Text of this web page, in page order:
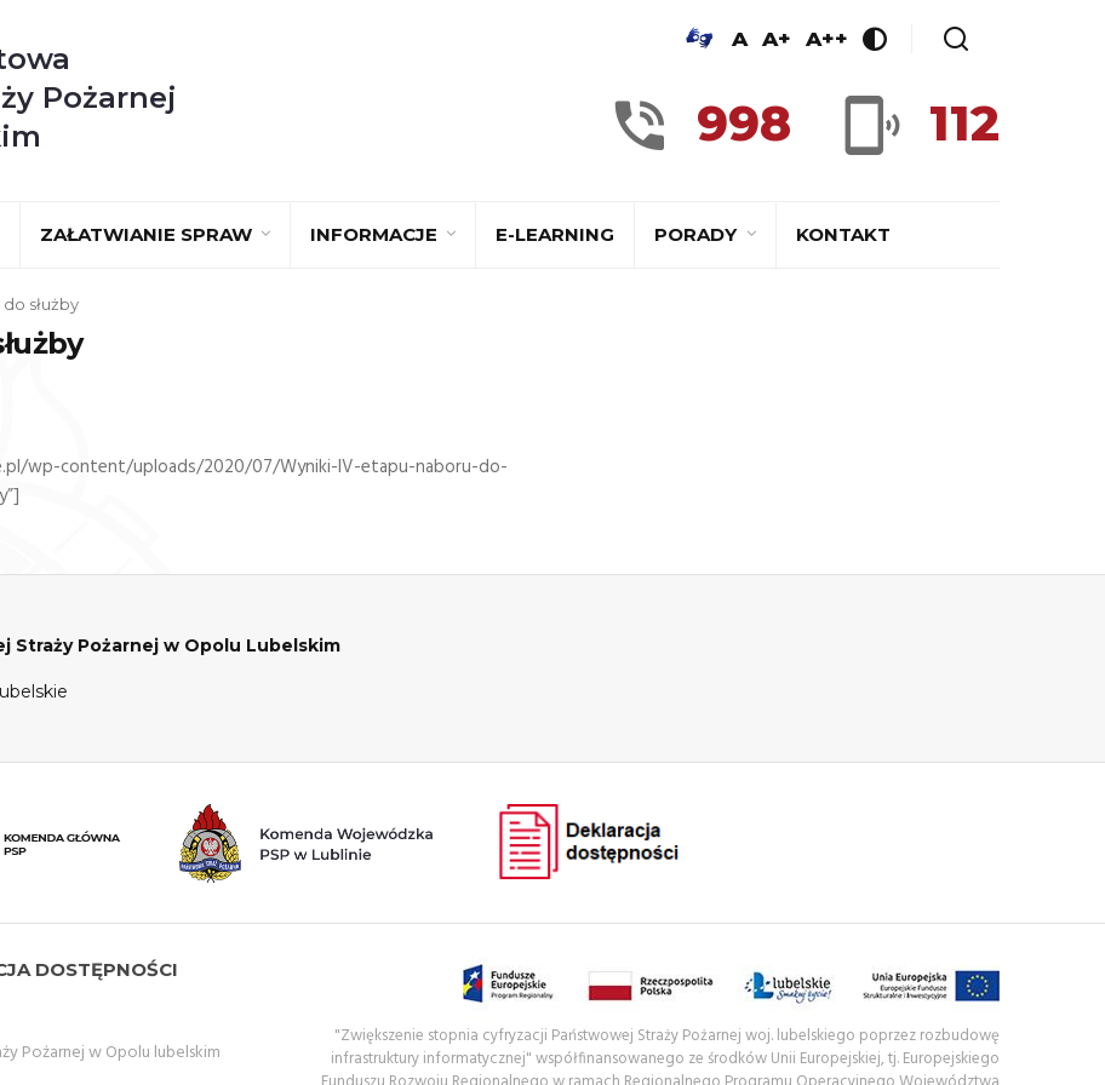
Pożarnej
A A+ A++
998 112
ZAŁATWIANIE SPRAW INFORMACJE E-LEARNING PORADY KONTAKT
służby
wp-content/uploads/2020/07/Wyniki-IV-etapu-naboru-do-
Straży Pożarnej w Opolu Lubelskim
DOSTĘPNOŚCI
Pożarnej w Opolu lubelskim
"Zwiększenie stopnia cyfryzacji Państwowej Straży Pożarnej woj. lubelskiego poprzez rozbudowę
infrastruktury informatycznej" współfinansowanego ze środków Unii Europejskiej, tj. Europejskiego